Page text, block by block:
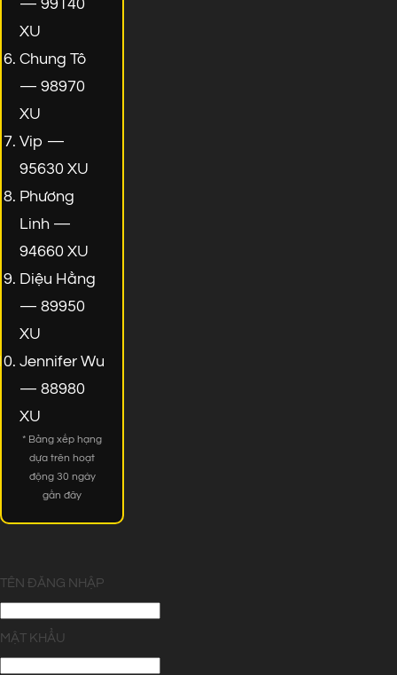
— 99140
XU
Chung Tô
— 98970
XU
Vip —
95630 XU
Phương
Linh —
94660 XU
Diệu Hằng
— 89950
XU
Jennifer Wu
— 88980
XU
* Bảng xếp hạng
dựa trên hoạt
động 30 ngày
gần đây
TÊN ĐĂNG NHẬP
MẬT KHẨU